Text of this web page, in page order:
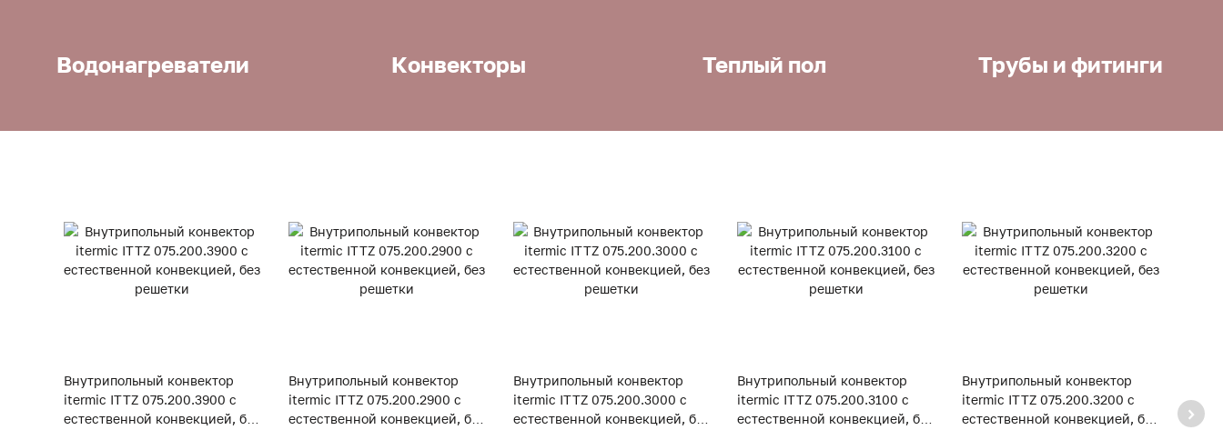
Водонагреватели Конвекторы Теплый пол Трубы и фитинги
Внутрипольный конвектор
itermic ITTZ 075.200.3900 с
естественной конвекцией, без
Внутрипольный конвектор
itermic ITTZ 075.200.2900 с
естественной конвекцией, без
Внутрипольный конвектор
itermic ITTZ 075.200.3000 с
естественной конвекцией, без
Внутрипольный конвектор
itermic ITTZ 075.200.3100 с
естественной конвекцией, без
Внутрипольный конвектор
itermic ITTZ 075.200.3200 с
естественной конвекцией, без